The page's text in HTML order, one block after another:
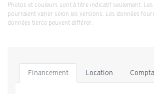
Photos et couleurs sont à titre indicatif seulement.
pourraient varier selon les versions. Les données
données tierce peuvent différer.
Financement Location